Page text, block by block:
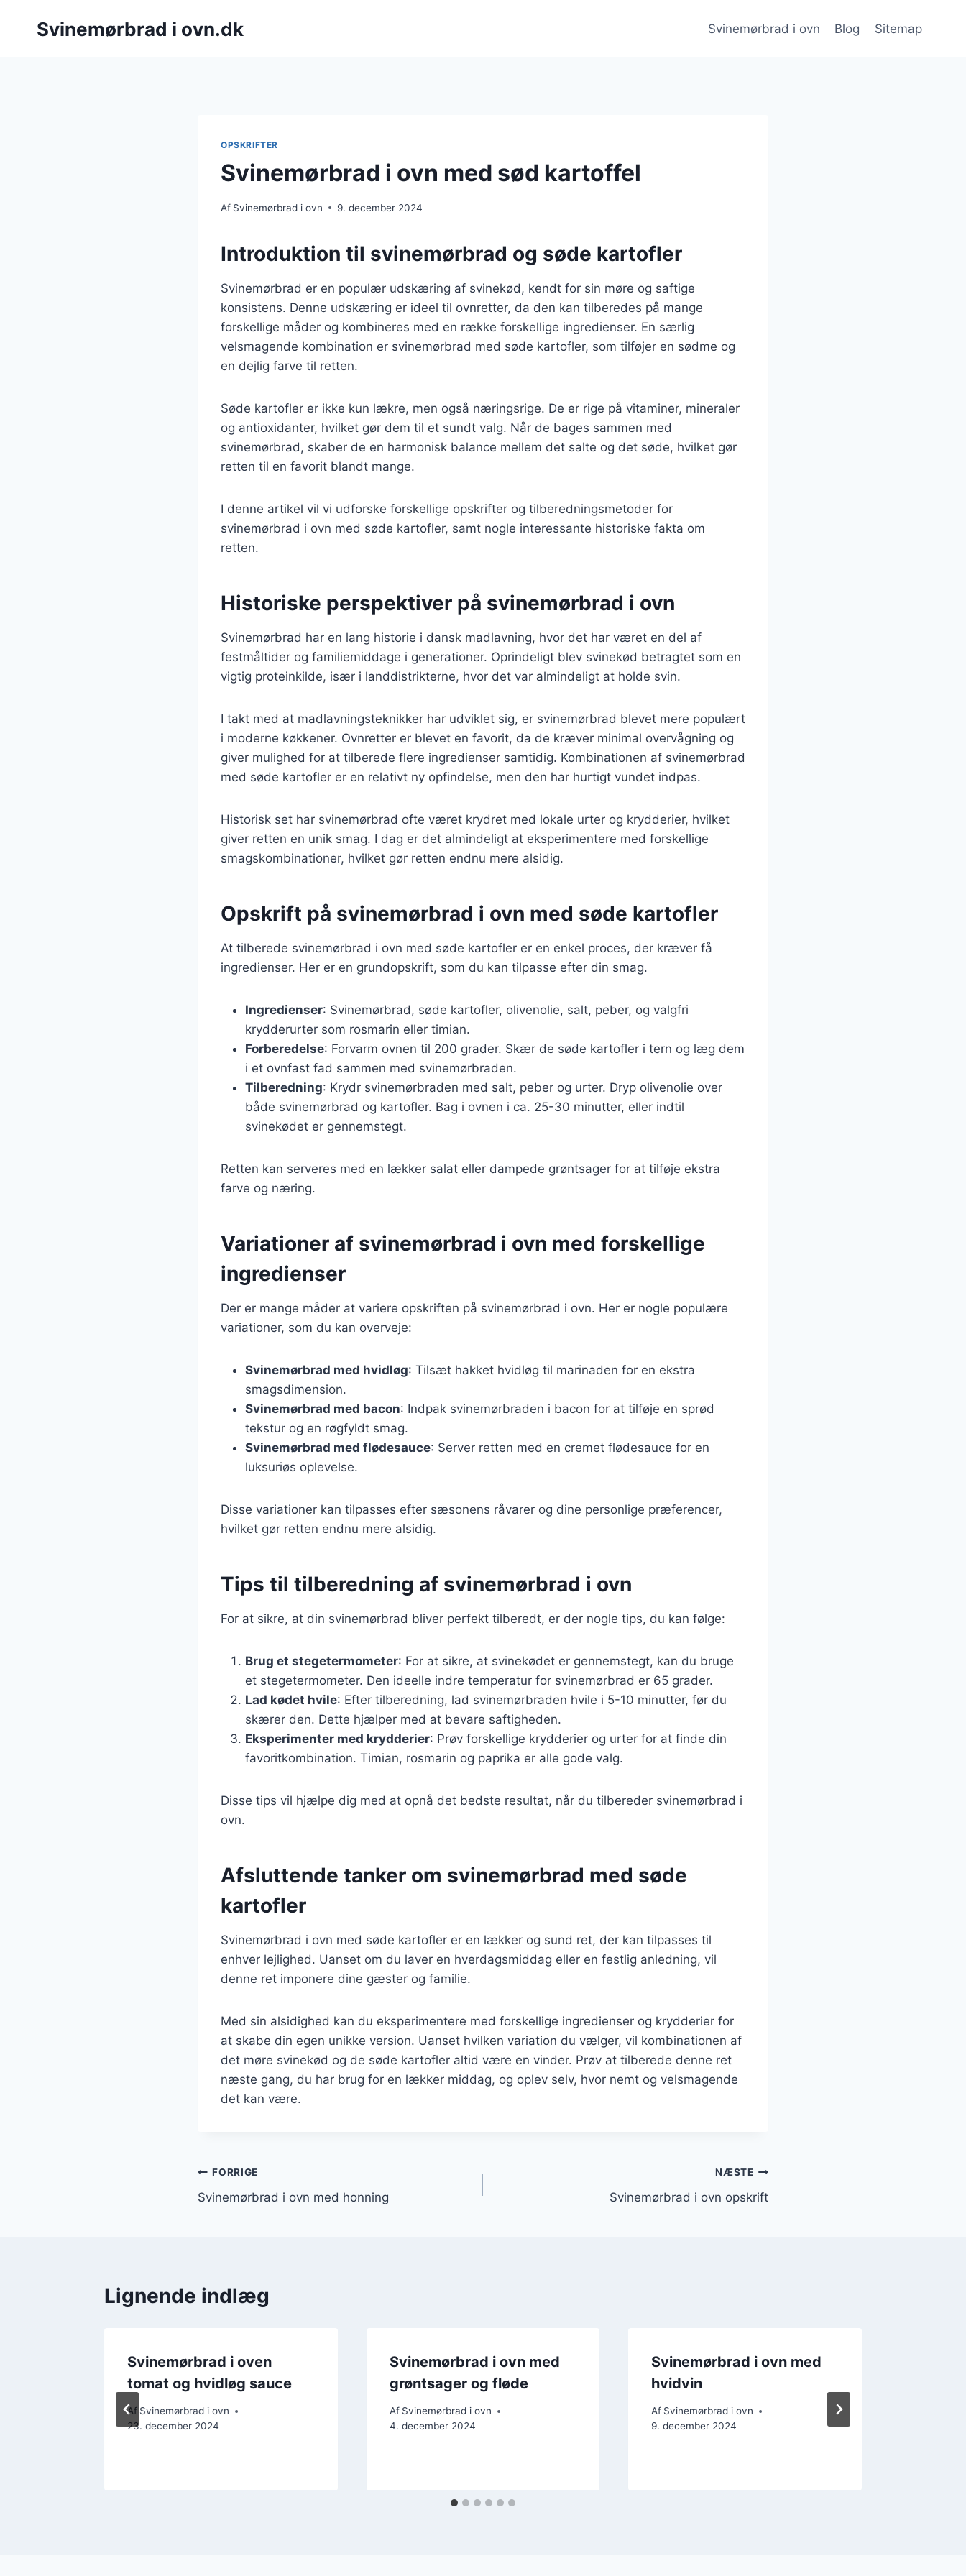
Svinemørbrad i ovn.dk Svinemørbrad i ovn Blog Sitemap
OPSKRIFTER
Svinemørbrad i ovn med sød kartoffel
Af Svinemørbrad i ovn 9. december 2024
Introduktion til svinemørbrad og søde kartofler
Svinemørbrad er en populær udskæring af svinekød, kendt for sin møre og saftige
konsistens. Denne udskæring er ideel til ovnretter, da den kan tilberedes på mange
forskellige måder og kombineres med en række forskellige ingredienser. En særlig
velsmagende kombination er svinemørbrad med søde kartofler, som tilføjer en sødme og
en dejlig farve til retten.
Søde kartofler er ikke kun lækre, men også næringsrige. De er rige på vitaminer, mineraler
og antioxidanter, hvilket gør dem til et sundt valg. Når de bages sammen med
svinemørbrad, skaber de en harmonisk balance mellem det salte og det søde, hvilket gør
retten til en favorit blandt mange.
I denne artikel vil vi udforske forskellige opskrifter og tilberedningsmetoder for
svinemørbrad i ovn med søde kartofler, samt nogle interessante historiske fakta om
retten.
Historiske perspektiver på svinemørbrad i ovn
Svinemørbrad har en lang historie i dansk madlavning, hvor det har været en del af
festmåltider og familiemiddage i generationer. Oprindeligt blev svinekød betragtet som en
vigtig proteinkilde, især i landdistrikterne, hvor det var almindeligt at holde svin.
I takt med at madlavningsteknikker har udviklet sig, er svinemørbrad blevet mere populært
i moderne køkkener. Ovnretter er blevet en favorit, da de kræver minimal overvågning og
giver mulighed for at tilberede flere ingredienser samtidig. Kombinationen af svinemørbrad
med søde kartofler er en relativt ny opfindelse, men den har hurtigt vundet indpas.
Historisk set har svinemørbrad ofte været krydret med lokale urter og krydderier, hvilket
giver retten en unik smag. I dag er det almindeligt at eksperimentere med forskellige
smagskombinationer, hvilket gør retten endnu mere alsidig.
Opskrift på svinemørbrad i ovn med søde kartofler
At tilberede svinemørbrad i ovn med søde kartofler er en enkel proces, der kræver få
ingredienser. Her er en grundopskrift, som du kan tilpasse efter din smag.
Ingredienser: Svinemørbrad, søde kartofler, olivenolie, salt, peber, og valgfri
krydderurter som rosmarin eller timian.
Forberedelse: Forvarm ovnen til 200 grader. Skær de søde kartofler i tern og læg dem
i et ovnfast fad sammen med svinemørbraden.
Tilberedning: Krydr svinemørbraden med salt, peber og urter. Dryp olivenolie over
både svinemørbrad og kartofler. Bag i ovnen i ca. 25-30 minutter, eller indtil
svinekødet er gennemstegt.
Retten kan serveres med en lækker salat eller dampede grøntsager for at tilføje ekstra
farve og næring.
Variationer af svinemørbrad i ovn med forskellige
ingredienser
Der er mange måder at variere opskriften på svinemørbrad i ovn. Her er nogle populære
variationer, som du kan overveje:
Svinemørbrad med hvidløg: Tilsæt hakket hvidløg til marinaden for en ekstra
smagsdimension.
Svinemørbrad med bacon: Indpak svinemørbraden i bacon for at tilføje en sprød
tekstur og en røgfyldt smag.
Svinemørbrad med flødesauce: Server retten med en cremet flødesauce for en
luksuriøs oplevelse.
Disse variationer kan tilpasses efter sæsonens råvarer og dine personlige præferencer,
hvilket gør retten endnu mere alsidig.
Tips til tilberedning af svinemørbrad i ovn
For at sikre, at din svinemørbrad bliver perfekt tilberedt, er der nogle tips, du kan følge:
Brug et stegetermometer: For at sikre, at svinekødet er gennemstegt, kan du bruge
et stegetermometer. Den ideelle indre temperatur for svinemørbrad er 65 grader.
Lad kødet hvile: Efter tilberedning, lad svinemørbraden hvile i 5-10 minutter, før du
skærer den. Dette hjælper med at bevare saftigheden.
Eksperimenter med krydderier: Prøv forskellige krydderier og urter for at finde din
favoritkombination. Timian, rosmarin og paprika er alle gode valg.
Disse tips vil hjælpe dig med at opnå det bedste resultat, når du tilbereder svinemørbrad i
ovn.
Afsluttende tanker om svinemørbrad med søde
kartofler
Svinemørbrad i ovn med søde kartofler er en lækker og sund ret, der kan tilpasses til
enhver lejlighed. Uanset om du laver en hverdagsmiddag eller en festlig anledning, vil
denne ret imponere dine gæster og familie.
Med sin alsidighed kan du eksperimentere med forskellige ingredienser og krydderier for
at skabe din egen unikke version. Uanset hvilken variation du vælger, vil kombinationen af
det møre svinekød og de søde kartofler altid være en vinder. Prøv at tilberede denne ret
næste gang, du har brug for en lækker middag, og oplev selv, hvor nemt og velsmagende
det kan være.
Indlægsnavigation
FORRIGE
Svinemørbrad i ovn med honning
NÆSTE
Svinemørbrad i ovn opskrift
Lignende indlæg
Svinemørbrad i oven
tomat og hvidløg sauce
Af Svinemørbrad i ovn
23. december 2024
Svinemørbrad i ovn med
grøntsager og fløde
Af Svinemørbrad i ovn
4. december 2024
Svinemørbrad i ovn med
hvidvin
Af Svinemørbrad i ovn
9. december 2024